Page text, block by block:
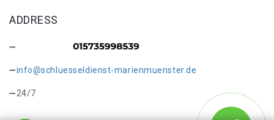
ADDRESS
info@schluesseldienst-marienmuenster.de
24/7